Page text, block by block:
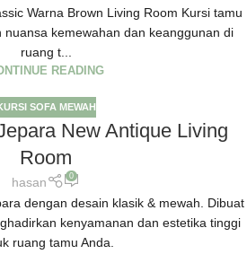
Warna Brown Living Room Kursi tamu
nuansa kemewahan dan keanggunan di
ruang t...
READING
SOFA MEWAH
New Antique Living
Room
hasan 0
dengan desain klasik & mewah. Dibuat
kenyamanan dan estetika tinggi
ruang tamu Anda.